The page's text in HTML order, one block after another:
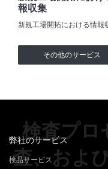
報収集
新規工場開拓における情報
その他のサービス
検査プロ
査、およ
弊社のサービス
検品サービス